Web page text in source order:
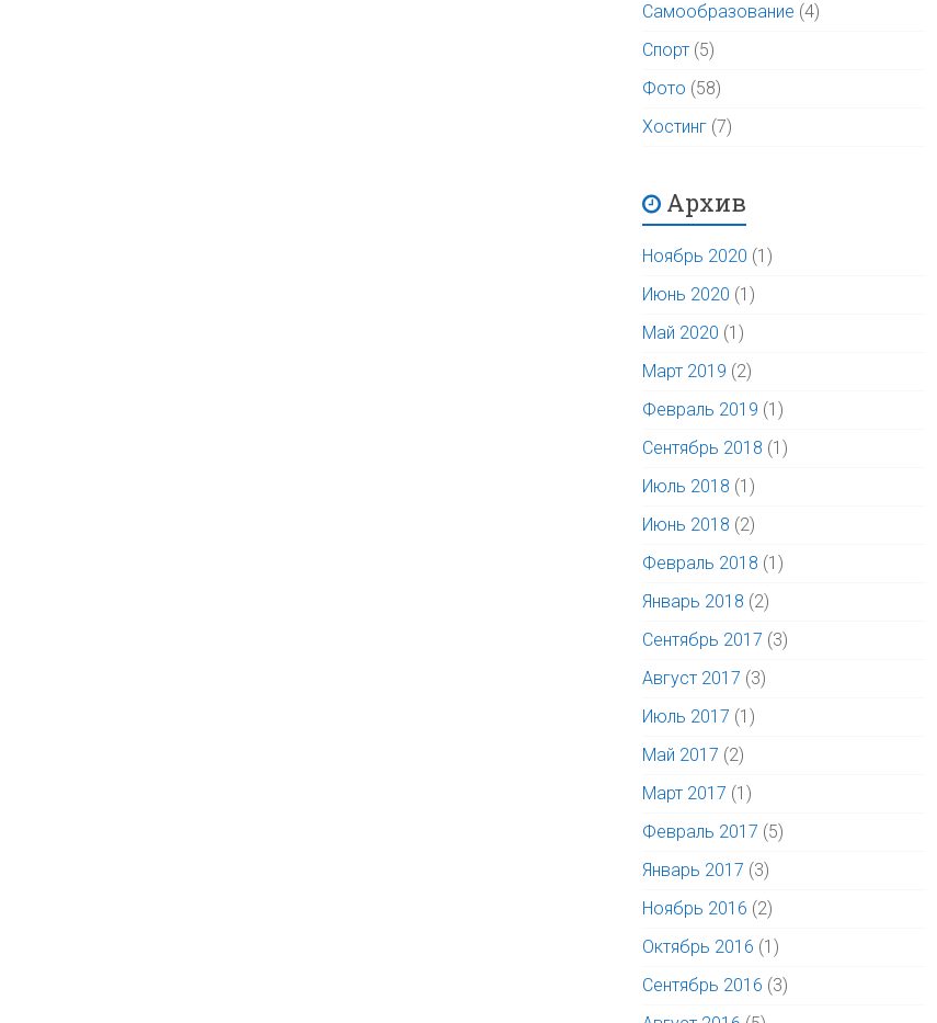
Самообразование (4)
Спорт (5)
Фото (58)
Хостинг (7)
Архив
Ноябрь 2020 (1)
Июнь 2020 (1)
Май 2020 (1)
Март 2019 (2)
Февраль 2019 (1)
Сентябрь 2018 (1)
Июль 2018 (1)
Июнь 2018 (2)
Февраль 2018 (1)
Январь 2018 (2)
Сентябрь 2017 (3)
Август 2017 (3)
Июль 2017 (1)
Май 2017 (2)
Март 2017 (1)
Февраль 2017 (5)
Январь 2017 (3)
Ноябрь 2016 (2)
Октябрь 2016 (1)
Сентябрь 2016 (3)